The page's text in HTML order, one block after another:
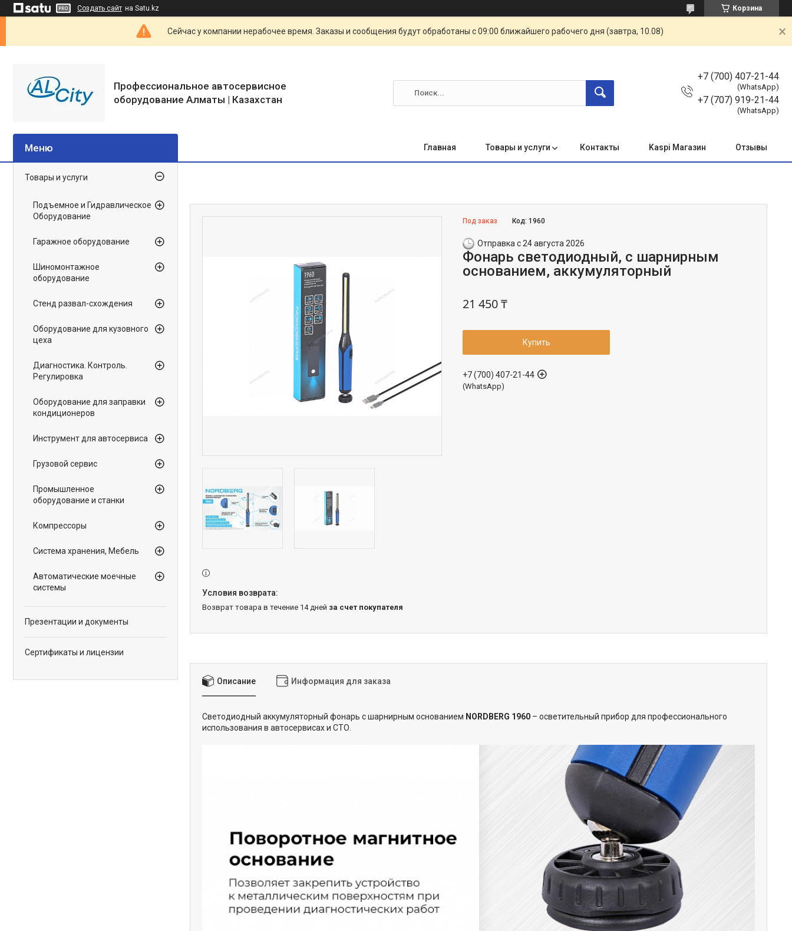
Создать сайт на Satu.kz Корзина
Сейчас у компании нерабочее время. Заказы и сообщения будут обработаны с 09:00 ближайшего рабочего дня (завтра, 10.08)
Профессиональное автосервисное
оборудование Алматы | Казахстан
+7 (700) 407-21-44
(WhatsApp)
+7 (707) 919-21-44
(WhatsApp)
Главная Товары и услуги Контакты Kaspi Магазин Отзывы
Под заказ Код:1960
Отправка с 24 августа 2026
Фонарь светодиодный, с шарнирным
основанием, аккумуляторный
21 450 ₸
Купить
+7 (700) 407-21-44
(WhatsApp)
возврат товара в течение 14 дней за счет покупателя
Описание Информация для заказа
Светодиодный аккумуляторный фонарь с шарнирным основанием NORDBERG 1960 – осветительный прибор для профессионального
использования в автосервисах и СТО.
Товары и услуги
Подъемное и Гидравлическое
Оборудование
Гаражное оборудование
Шиномонтажное
оборудование
Стенд развал-схождения
Оборудование для кузовного
цеха
Диагностика. Контроль.
Регулировка
Оборудование для заправки
кондиционеров
Инструмент для автосервиса
Грузовой сервис
Промышленное
оборудование и станки
Компрессоры
Система хранения, Мебель
Автоматические моечные
системы
Презентации и документы
Сертификаты и лицензии